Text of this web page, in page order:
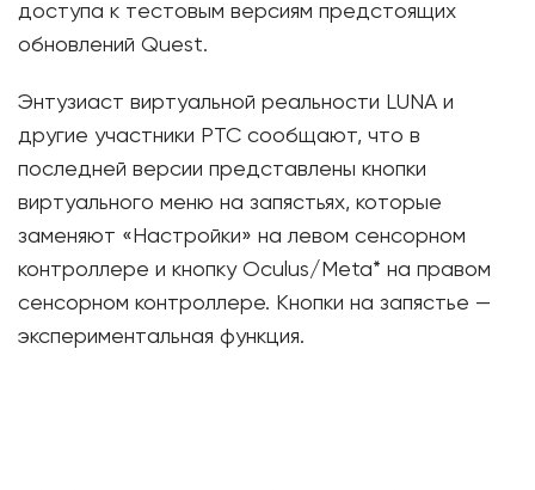
доступа к тестовым версиям предстоящих
обновлений Quest.
Энтузиаст виртуальной реальности LUNA и
другие участники PTC сообщают, что в
последней версии представлены кнопки
виртуального меню на запястьях, которые
заменяют «Настройки» на левом сенсорном
контроллере и кнопку Oculus/Meta* на правом
сенсорном контроллере. Кнопки на запястье —
экспериментальная функция.